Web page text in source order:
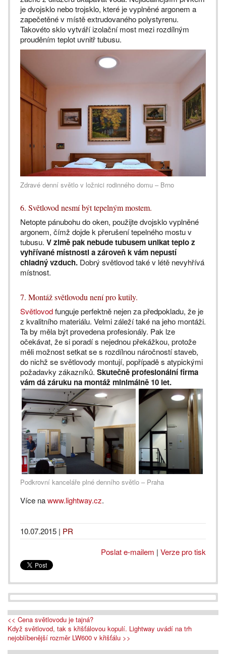
je dvojsklo nebo trojsklo, které je vyplněné argonem a
zapečetěné v místě extrudovaného polystyrenu.
Takovéto sklo vytváří izolační most mezi rozdílným
prouděním teplot uvnitř tubusu.
Zdravé denní světlo v ložnici rodinného domu – Brno
6. Světlovod nesmí být tepelným mostem.
Netopte pánubohu do oken, použijte dvojsklo vyplněné
argonem, čímž dojde k přerušení tepelného mostu v
tubusu. V zimě pak nebude tubusem unikat teplo z
vyhřívané místnosti a zároveň k vám nepustí
chladný vzduch. Dobrý světlovod také v létě nevyhřívá
místnost.
7. Montáž světlovodu není pro kutily.
Světlovodfunguje perfektně nejen za předpokladu, že je
z kvalitního materiálu. Velmi záleží také na jeho montáži.
Ta by měla být provedena profesionály. Pak lze
očekávat, že si poradí s nejednou překážkou, protože
měli možnost setkat se s rozdílnou náročností staveb,
do nichž se světlovody montují, popřípadě s atypickými
požadavky zákazníků. Skutečně profesionální firma
vám dá záruku na montáž minimálně 10 let.
Podkrovní kanceláře plné denního světlo – Praha
Více nawww.lightway.cz.
10.07.2015 | PR
Poslat e-mailem | Verze pro tisk
<< Cena světlovodu je tajná?
Když světlovod, tak s křišťálovou kopulí. Lightway uvádí na trh
nejoblíbenější rozměr LW600 v křišťálu >>